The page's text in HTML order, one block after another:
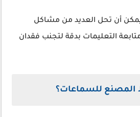
أن تحل العديد من مشاكل
التعليمات بدقة لتجنب فقدان
المصنع للسماعات؟